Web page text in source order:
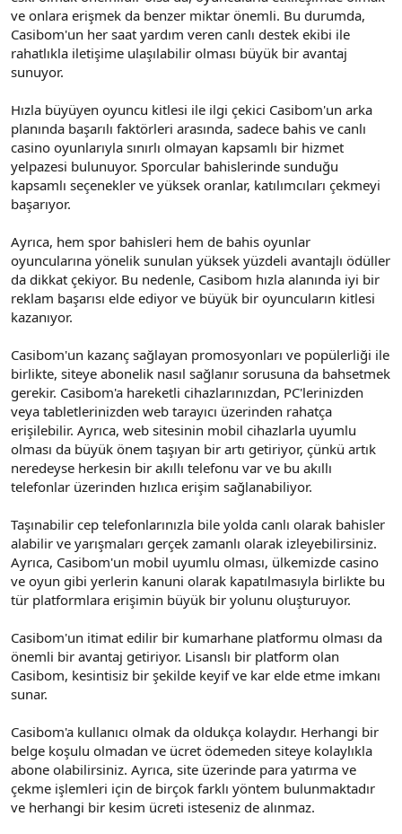
ve onlara erişmek da benzer miktar önemli. Bu durumda,
Casibom'un her saat yardım veren canlı destek ekibi ile
rahatlıkla iletişime ulaşılabilir olması büyük bir avantaj
sunuyor.
Hızla büyüyen oyuncu kitlesi ile ilgi çekici Casibom'un arka
planında başarılı faktörleri arasında, sadece bahis ve canlı
casino oyunlarıyla sınırlı olmayan kapsamlı bir hizmet
yelpazesi bulunuyor. Sporcular bahislerinde sunduğu
kapsamlı seçenekler ve yüksek oranlar, katılımcıları çekmeyi
başarıyor.
Ayrıca, hem spor bahisleri hem de bahis oyunlar
oyuncularına yönelik sunulan yüksek yüzdeli avantajlı ödüller
da dikkat çekiyor. Bu nedenle, Casibom hızla alanında iyi bir
reklam başarısı elde ediyor ve büyük bir oyuncuların kitlesi
kazanıyor.
Casibom'un kazanç sağlayan promosyonları ve popülerliği ile
birlikte, siteye abonelik nasıl sağlanır sorusuna da bahsetmek
gerekir. Casibom'a hareketli cihazlarınızdan, PC'lerinizden
veya tabletlerinizden web tarayıcı üzerinden rahatça
erişilebilir. Ayrıca, web sitesinin mobil cihazlarla uyumlu
olması da büyük önem taşıyan bir artı getiriyor, çünkü artık
neredeyse herkesin bir akıllı telefonu var ve bu akıllı
telefonlar üzerinden hızlıca erişim sağlanabiliyor.
Taşınabilir cep telefonlarınızla bile yolda canlı olarak bahisler
alabilir ve yarışmaları gerçek zamanlı olarak izleyebilirsiniz.
Ayrıca, Casibom'un mobil uyumlu olması, ülkemizde casino
ve oyun gibi yerlerin kanuni olarak kapatılmasıyla birlikte bu
tür platformlara erişimin büyük bir yolunu oluşturuyor.
Casibom'un itimat edilir bir kumarhane platformu olması da
önemli bir avantaj getiriyor. Lisanslı bir platform olan
Casibom, kesintisiz bir şekilde keyif ve kar elde etme imkanı
sunar.
Casibom'a kullanıcı olmak da oldukça kolaydır. Herhangi bir
belge koşulu olmadan ve ücret ödemeden siteye kolaylıkla
abone olabilirsiniz. Ayrıca, site üzerinde para yatırma ve
çekme işlemleri için de birçok farklı yöntem bulunmaktadır
ve herhangi bir kesim ücreti isteseniz de alınmaz.